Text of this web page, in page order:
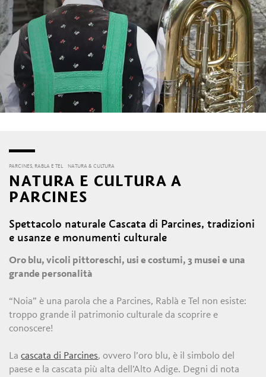
PARCINES, RABLA E TEL NATURA & CULTURA
NATURA E CULTURA A
PARCINES
Spettacolo naturale Cascata di Parcines, tradizioni
e usanze e monumenti culturale
Oro blu, vicoli pittoreschi, usi e costumi, 3 musei e una
grande personalità
“Noia” è una parola che a Parcines, Rablà e Tel non esiste:
troppo grande il patrimonio culturale da scoprire e
conoscere!
Lacascata di Parcines, ovvero l’oro blu, è il simbolo del
paese e la cascata più alta dell’Alto Adige. Degni di nota